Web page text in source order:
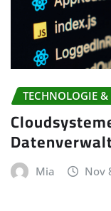
TECHNOLOGIE &
Mia Nov